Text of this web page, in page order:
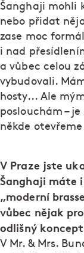
Šanghaji mohli
nebo přidat
zase moc
i nad
a vůbec celou
vybudovali.
hosty... Ale
poslouchám –
někde
V Praze jste
Šanghaji máte
„moderní
vůbec nějak
odlišný
V Mr. & Mrs.